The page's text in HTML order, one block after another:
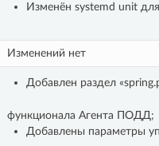
Изменён systemd unit
Изменений нет
Добавлен раздел
функционала Агента ПОДД;
Добавлены параметры